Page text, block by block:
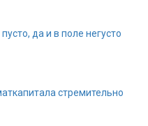
да и в поле негусто
стремительно